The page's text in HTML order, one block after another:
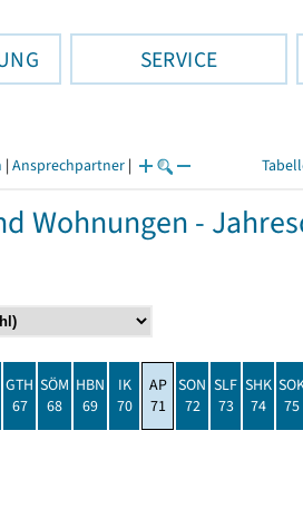
SERVICE
| Ansprechpartner |
Wohnungen -
GTH
67
SÖM
68
HBN
69
IK
70
AP
71
SON
72
SLF
73
SHK
74
75